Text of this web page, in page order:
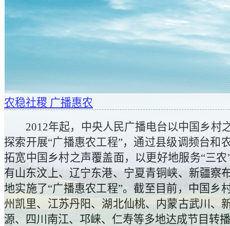
农稳社稷 广播惠农
2012年起，中央人民广播电台以中国乡村
探索开展“广播惠农工程”，通过县级调频台和
拓宽中国乡村之声覆盖面，以更好地服务“三农
有山东汶上、辽宁东港、宁夏青铜峡、新疆察
地实施了“广播惠农工程”。截至目前，中国乡
州凯里、江苏丹阳、湖北仙桃、内蒙古武川、
源、四川南江、邛崃、仁寿等多地达成节目转